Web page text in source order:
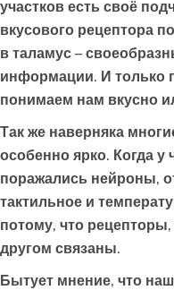
участков есть своё
вкусового рецептора
в таламус –
информации. И только
понимаем нам вкусно
Так же наверняка
особенно ярко. Когда у
поражались нейроны,
тактильное и
потому, что
другом связаны.
Бытует мнение, что